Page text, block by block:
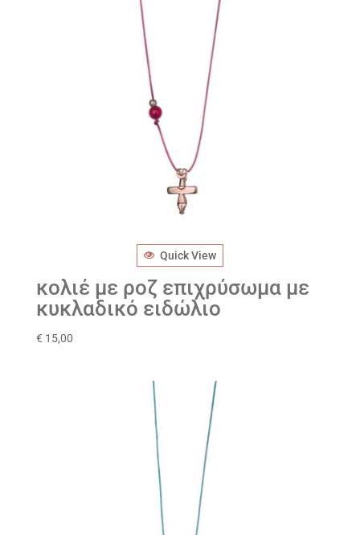
Quick View
κολιέ με ροζ επιχρύσωμα με
κυκλαδικό ειδώλιο
€ 15,00